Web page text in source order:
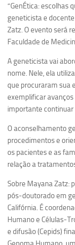
Grupos
Ano Sabático
Daniel
Institucional
Polo Ribeirão
“GenÉtica: escolhas
geneticista e
Zatz. O evento será
Faculdade de
A geneticista vai
nome. Nele, ela
que procuraram sua
exemplificar
importante continuar
O aconselhamento
procedimentos e
os pacientes e as
relação a
Sobre Mayana Zatz:
pós-doutorado em
Califórnia. É
Humano e Células-
e difusão (Cepids)